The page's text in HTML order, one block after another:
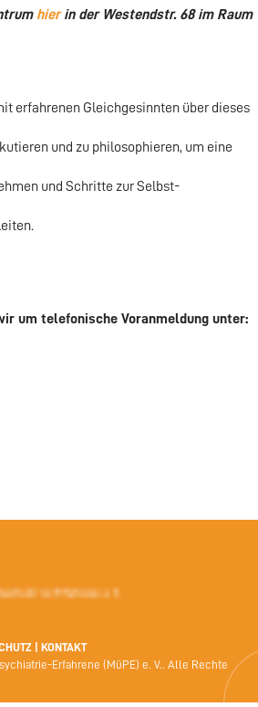
hierin der Westendstr. 68 im Raum
erfahrenen Gleichgesinnten über dieses
und zu philosophieren, um eine
und Schritte zur Selbst-
um telefonische Voranmeldung unter:
KONTAKT
Erfahrene (MüPE) e. V.. Alle Rechte